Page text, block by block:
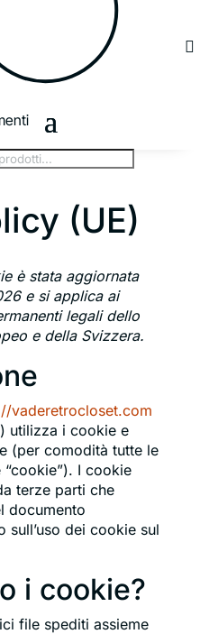

(UE)
è stata aggiornata
e si applica ai
legali dello
e della Svizzera.
vaderetrocloset.com
utilizza i cookie e
(per comodità tutte le
I cookie
terze parti che
documento
sull’uso dei cookie sul
i cookie?
file spediti assieme